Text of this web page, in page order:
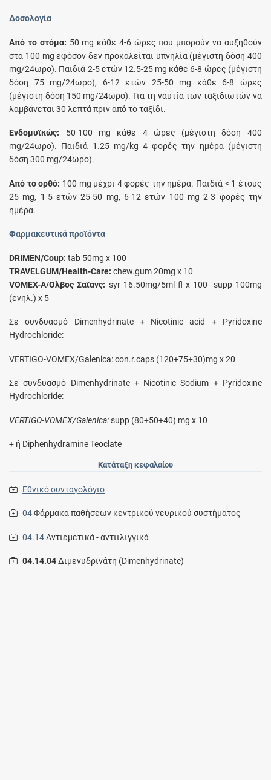
Δοσολογία
Aπό το στόμα: 50 mg κάθε 4-6 ώρες που μπορούν να αυξηθούν
στα 100 mg εφόσον δεν προκαλείται υπνηλία (μέγιστη δόση 400
mg/24ωρο). Παιδιά 2-5 ετών 12.5-25 mg κάθε 6-8 ώρες (μέγιστη
δόση 75 mg/24ωρο), 6-12 ετών 25-50 mg κάθε 6-8 ώρες
(μέγιστη δόση 150 mg/24ωρο). Για τη ναυτία των ταξιδιωτών να
λαμβάνεται 30 λεπτά πριν από το ταξίδι.
Eνδομυϊκώς: 50-100 mg κάθε 4 ώρες (μέγιστη δόση 400
mg/24ωρο). Παιδιά 1.25 mg/kg 4 φορές την ημέρα (μέγιστη
δόση 300 mg/24ωρο).
Aπό το ορθό: 100 mg μέχρι 4 φορές την ημέρα. Παιδιά < 1 έτους
25 mg, 1-5 ετών 25-50 mg, 6-12 ετών 100 mg 2-3 φορές την
ημέρα.
Φαρμακευτικά προϊόντα
DRIMEN/Coup: tab 50mg x 100
TRAVELGUM/Health-Care: chew.gum 20mg x 10
VOMEX-A/Oλβος Σαϊανς: syr 16.50mg/5ml fl x 100- supp 100mg
(ενηλ.) x 5
Σε συνδυασμό Dimenhydrinate + Nicotinic acid + Pyridoxine
Ηydrochloride:
VERTIGO-VOMEX/Galenica: con.r.caps (120+75+30)mg x 20
Σε συνδυασμό Dimenhydrinate + Nicotinic Sodium + Pyridoxine
Ηydrochloride:
VERTIGO-VOMEX/Galenica:supp (80+50+40) mg x 10
+ ή Diphenhydramine Teoclate
Κατάταξη κεφαλαίου
Εθνικό συνταγολόγιο
04Φάρμακα παθήσεων κεντρικού νευρικού συστήματος
04.14Αντιεμετικά - αντιιλιγγικά
04.14.04Διμενυδρινάτη (Dimenhydrinate)